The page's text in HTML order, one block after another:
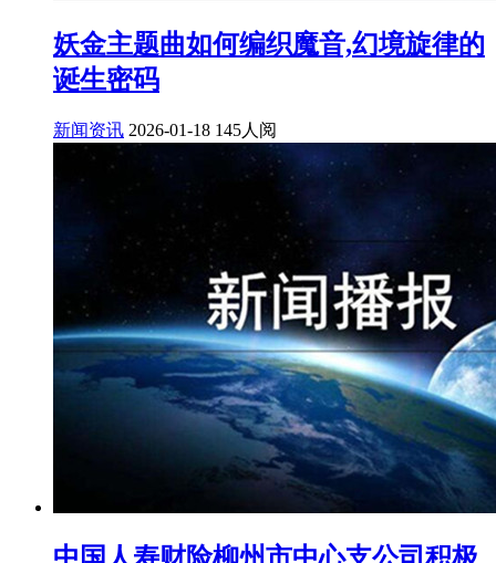
妖金主题曲如何编织魔音,幻境旋律的
诞生密码
新闻资讯 2026-01-18 145人阅